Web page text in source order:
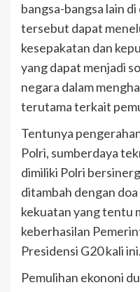
bangsa-bangsa lain
tersebut dapat
kesepakatan dan
yang dapat menjadi
negara dalam
terutama terkait
Tentunya
Polri, sumberdaya
dimiliki Polri
ditambah dengan
kekuatan yang tentu
keberhasilan
Presidensi G20 kali ini.
Pemulihan ekononi